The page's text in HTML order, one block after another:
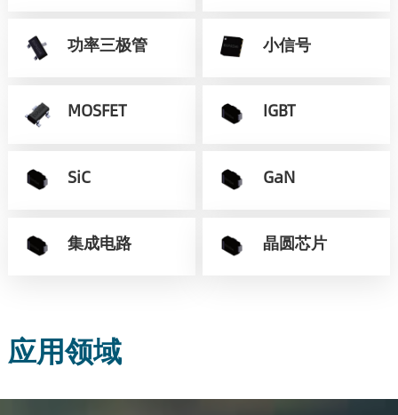
功率三极管 小信号
MOSFET IGBT
SiC GaN
集成电路 晶圆芯片
应用领域